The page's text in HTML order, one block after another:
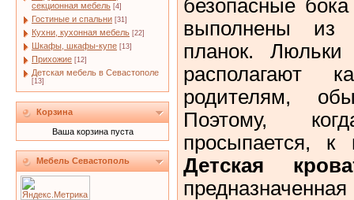
секционная мебель [4]
Гостиные и спальни [31]
Кухни, кухонная мебель [22]
Шкафы, шкафы-купе [13]
Прихожие [12]
Детская мебель в Севастополе
[13]
Корзина
Ваша корзина пуста
Мебель Севастополь
безопасные
выполнены из
планок.
родителям,
Поэтому,
просыпается, к
Детская